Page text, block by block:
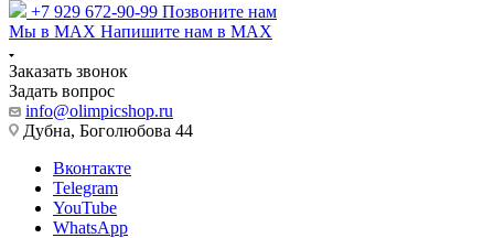
+7 929 672-90-99 Позвоните нам
Мы в MAX Напишите нам в MAX
Заказать звонок
Задать вопрос
info@olimpicshop.ru
Дубна, Боголюбова 44
Вконтакте
Telegram
YouTube
WhatsApp